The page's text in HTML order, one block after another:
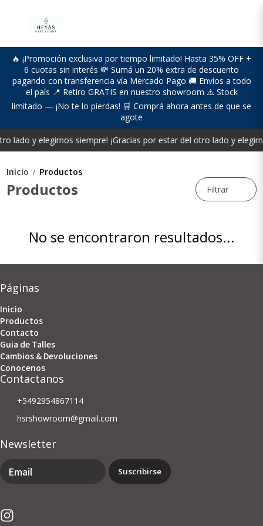
🔥 ¡Promoción exclusiva por tiempo limitado! Hasta 35% OFF +
6 cuotas sin interés 💸 Sumá un 20% extra de descuento
pagando con transferencia vía Mercado Pago 🚚 Envíos a todo
el país 📍 Retiro GRATIS en nuestro showroom ⚠️ Stock
limitado — ¡No te lo pierdas! 🛒 Comprá ahora antes de que se
agote
lado y elegirnos siempre! ¡Gracias por estar del otro lado y
Inicio / Productos
Productos Filtrar
No se encontraron resultados...
Páginas
Inicio
Productos
Contacto
Guia de Talles
Cambios & Devoluciones
Conocenos
Contactanos
+5492954867114
hsrshowroom@gmail.com
Newsletter
Suscribirse